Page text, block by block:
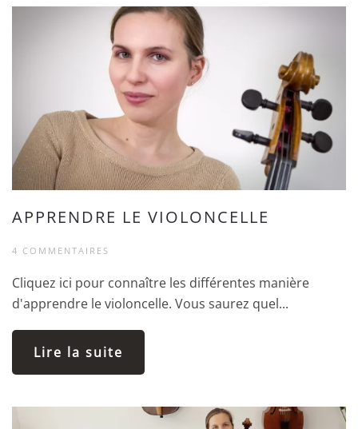
APPRENDRE LE VIOLONCELLE
4 COMMENTAIRES
Cliquez ici pour connaître les différentes manière
d'apprendre le violoncelle. Vous saurez quel...
Lire la suite